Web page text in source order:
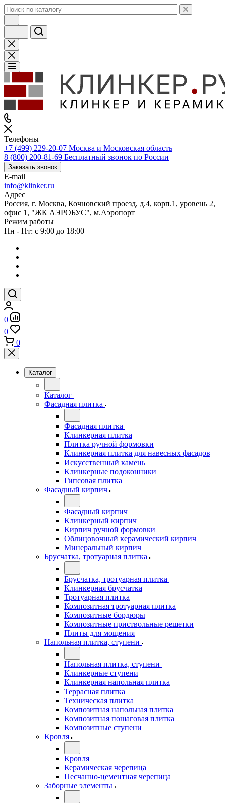
Телефоны
+7 (499) 229-20-07 Москва и Московская область
8 (800) 200-81-69 Бесплатный звонок по России
Заказать звонок
E-mail
info@klinker.ru
Адрес
Россия, г. Москва, Кочновский проезд, д.4, корп.1, уровень 2,
офис 1, "ЖК АЭРОБУС", м.Аэропорт
Режим работы
Пн - Пт: с 9:00 до 18:00
0
0
0
Каталог
Каталог
Фасадная плитка
Фасадная плитка
Клинкерная плитка
Плитка ручной формовки
Клинкерная плитка для навесных фасадов
Искусственный камень
Клинкерные подоконники
Гипсовая плитка
Фасадный кирпич
Фасадный кирпич
Клинкерный кирпич
Кирпич ручной формовки
Облицовочный керамический кирпич
Минеральный кирпич
Брусчатка, тротуарная плитка
Брусчатка, тротуарная плитка
Клинкерная брусчатка
Тротуарная плитка
Композитная тротуарная плитка
Композитные бордюры
Композитные приствольные решетки
Плиты для мощения
Напольная плитка, ступени
Напольная плитка, ступени
Клинкерные ступени
Клинкерная напольная плитка
Террасная плитка
Техническая плитка
Композитная напольная плитка
Композитная пошаговая плитка
Композитные ступени
Кровля
Кровля
Керамическая черепица
Песчанно-цементная черепица
Заборные элементы